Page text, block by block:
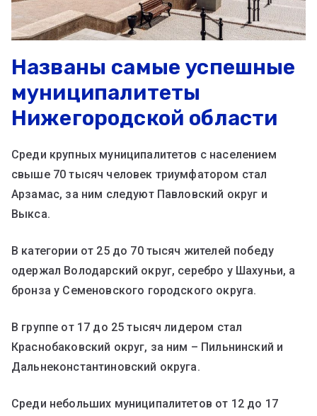
Названы самые успешные
муниципалитеты
Нижегородской области
Среди крупных муниципалитетов с населением
свыше 70 тысяч человек триумфатором стал
Арзамас, за ним следуют Павловский округ и
Выкса.
В категории от 25 до 70 тысяч жителей победу
одержал Володарский округ, серебро у Шахуньи, а
бронза у Семеновского городского округа.
В группе от 17 до 25 тысяч лидером стал
Краснобаковский округ, за ним – Пильнинский и
Дальнеконстантиновский округа.
Среди небольших муниципалитетов от 12 до 17